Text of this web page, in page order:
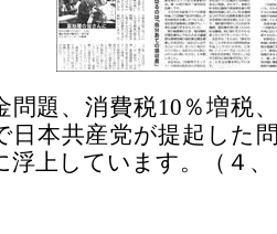
問題、消費税10％増税
日本共産党が提起した
浮上しています。（４